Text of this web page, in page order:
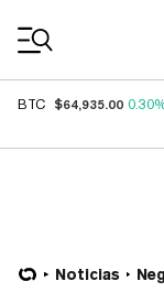
BTC $64,935.00
Noticias